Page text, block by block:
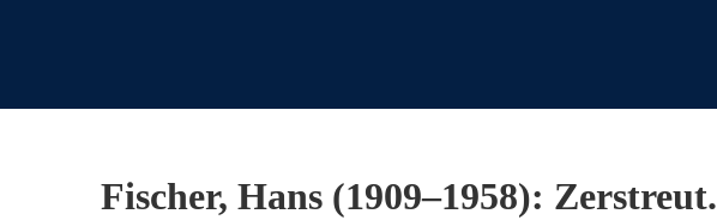
Fischer, Hans (1909–1958): Zerstreut.